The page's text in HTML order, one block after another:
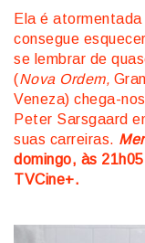
Ela é
consegue
se lembrar de
(Nova Ordem,
Veneza) chega-
Peter Sarsgaard
suas carreiras.
domingo, às
TVCine+.